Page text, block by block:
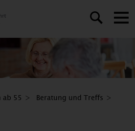
ab 55
Beratung und Treffs